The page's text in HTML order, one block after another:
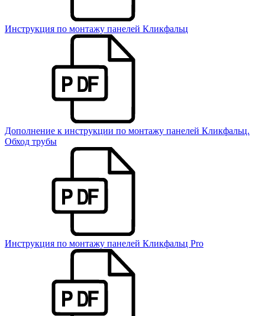
Инструкция по монтажу панелей Кликфальц
Дополнение к инструкции по монтажу панелей Кликфальц.
Обход трубы
Инструкция по монтажу панелей Кликфальц Pro